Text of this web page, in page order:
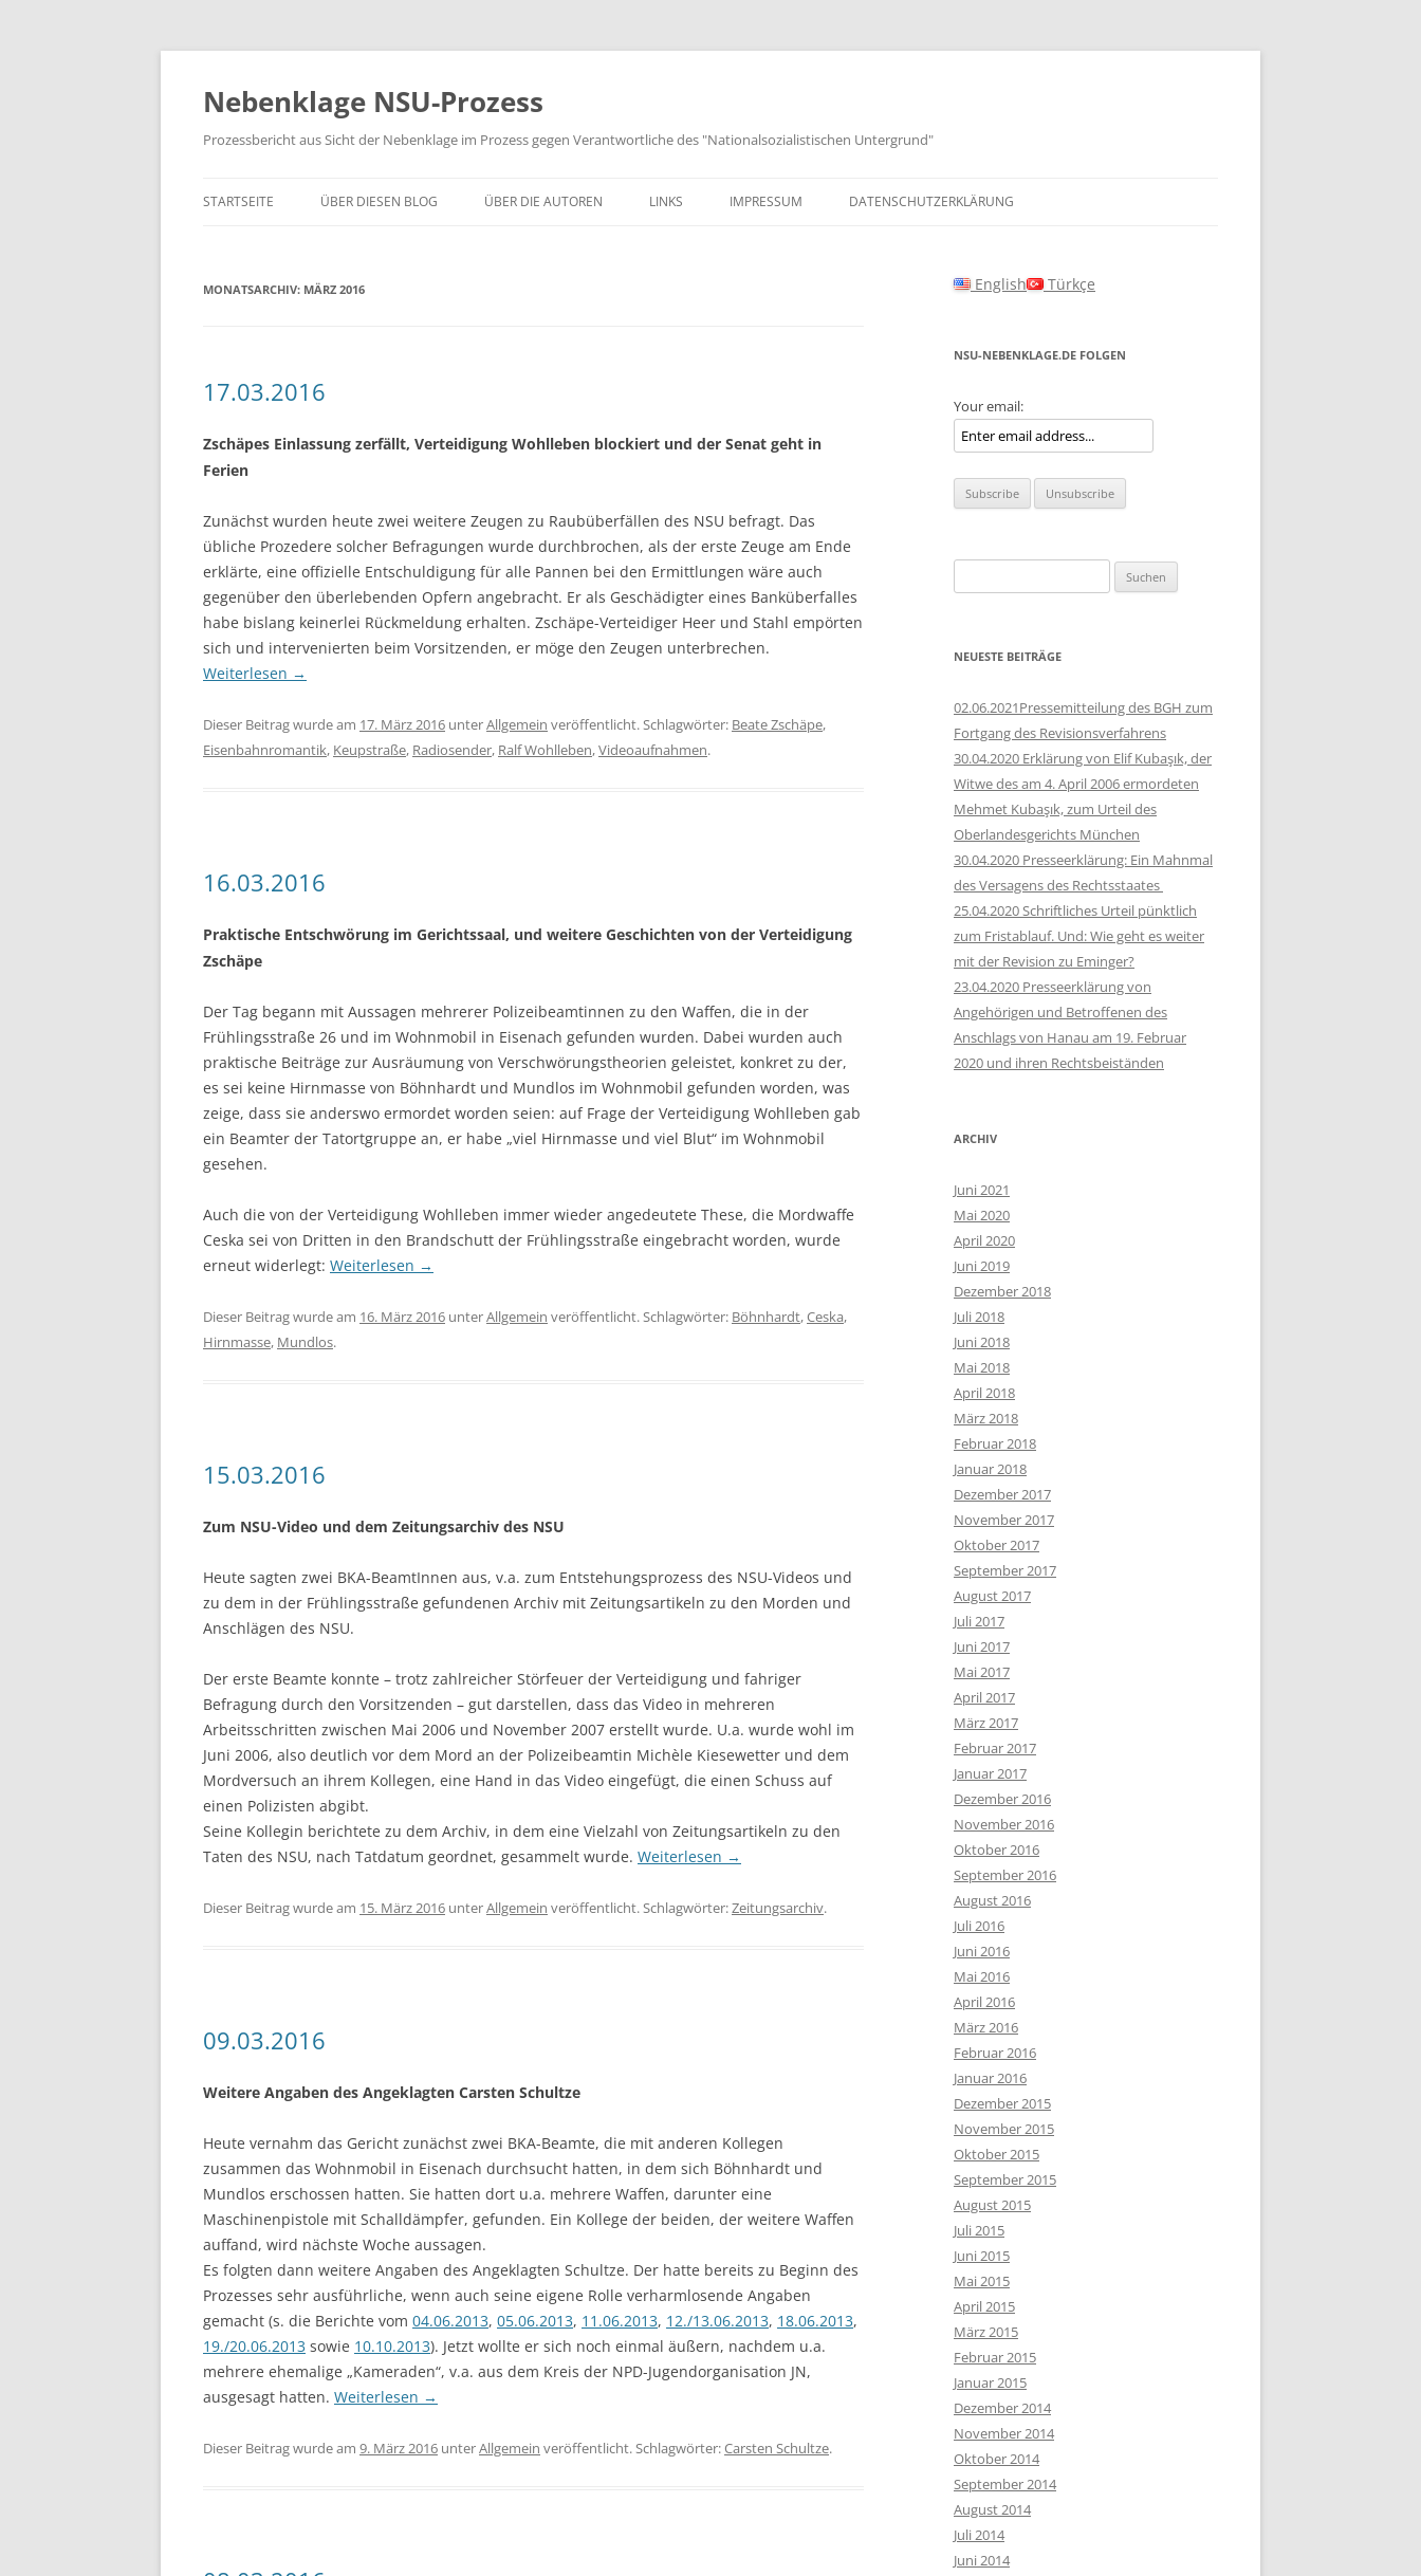
Zum
springen
Nebenklage NSU-Prozess
Prozessbericht aus Sicht der Nebenklage im Prozess gegen Verantwortliche des "Nationalsozialistischen Untergrund"
STARTSEITE ÜBER DIESEN BLOG ÜBER DIE AUTOREN LINKS IMPRESSUM DATENSCHUTZERKLÄRUNG
MONATSARCHIV: MÄRZ 2016
17.03.2016
Zschäpes Einlassung zerfällt, Verteidigung Wohlleben blockiert und der Senat geht in
Ferien
Zunächst wurden heute zwei weitere Zeugen zu Raubüberfällen des NSU befragt. Das
übliche Prozedere solcher Befragungen wurde durchbrochen, als der erste Zeuge am Ende
erklärte, eine offizielle Entschuldigung für alle Pannen bei den Ermittlungen wäre auch
gegenüber den überlebenden Opfern angebracht. Er als Geschädigter eines Banküberfalles
habe bislang keinerlei Rückmeldung erhalten. Zschäpe-Verteidiger Heer und Stahl empörten
sich und intervenierten beim Vorsitzenden, er möge den Zeugen unterbrechen.
Weiterlesen →
Dieser Beitrag wurde am 17. März 2016 unterAllgemein veröffentlicht. Schlagwörter: Beate Zschäpe,
Eisenbahnromantik, Keupstraße, Radiosender, Ralf Wohlleben,Videoaufnahmen.
16.03.2016
Praktische Entschwörung im Gerichtssaal, und weitere Geschichten von der Verteidigung
Zschäpe
Der Tag begann mit Aussagen mehrerer Polizeibeamtinnen zu den Waffen, die in der
Frühlingsstraße 26 und im Wohnmobil in Eisenach gefunden wurden. Dabei wurden auch
praktische Beiträge zur Ausräumung von Verschwörungstheorien geleistet, konkret zu der,
es sei keine Hirnmasse von Böhnhardt und Mundlos im Wohnmobil gefunden worden, was
zeige, dass sie anderswo ermordet worden seien: auf Frage der Verteidigung Wohlleben gab
ein Beamter der Tatortgruppe an, er habe „viel Hirnmasse und viel Blut“ im Wohnmobil
gesehen.
Auch die von der Verteidigung Wohlleben immer wieder angedeutete These, die Mordwaffe
Ceska sei von Dritten in den Brandschutt der Frühlingsstraße eingebracht worden, wurde
erneut widerlegt: Weiterlesen →
Dieser Beitrag wurde am 16. März 2016 unterAllgemein veröffentlicht. Schlagwörter: Böhnhardt,Ceska,
Hirnmasse, Mundlos.
15.03.2016
Zum NSU-Video und dem Zeitungsarchiv des NSU
Heute sagten zwei BKA-BeamtInnen aus, v.a. zum Entstehungsprozess des NSU-Videos und
zu dem in der Frühlingsstraße gefundenen Archiv mit Zeitungsartikeln zu den Morden und
Anschlägen des NSU.
Der erste Beamte konnte – trotz zahlreicher Störfeuer der Verteidigung und fahriger
Befragung durch den Vorsitzenden – gut darstellen, dass das Video in mehreren
Arbeitsschritten zwischen Mai 2006 und November 2007 erstellt wurde. U.a. wurde wohl im
Juni 2006, also deutlich vor dem Mord an der Polizeibeamtin Michèle Kiesewetter und dem
Mordversuch an ihrem Kollegen, eine Hand in das Video eingefügt, die einen Schuss auf
einen Polizisten abgibt.
Seine Kollegin berichtete zu dem Archiv, in dem eine Vielzahl von Zeitungsartikeln zu den
Taten des NSU, nach Tatdatum geordnet, gesammelt wurde. Weiterlesen →
Dieser Beitrag wurde am 15. März 2016 unterAllgemein veröffentlicht. Schlagwörter:Zeitungsarchiv.
09.03.2016
Weitere Angaben des Angeklagten Carsten Schultze
Heute vernahm das Gericht zunächst zwei BKA-Beamte, die mit anderen Kollegen
zusammen das Wohnmobil in Eisenach durchsucht hatten, in dem sich Böhnhardt und
Mundlos erschossen hatten. Sie hatten dort u.a. mehrere Waffen, darunter eine
Maschinenpistole mit Schalldämpfer, gefunden. Ein Kollege der beiden, der weitere Waffen
auffand, wird nächste Woche aussagen.
Es folgten dann weitere Angaben des Angeklagten Schultze. Der hatte bereits zu Beginn des
Prozesses sehr ausführliche, wenn auch seine eigene Rolle verharmlosende Angaben
gemacht (s. die Berichte vom 04.06.2013, 05.06.2013, 11.06.2013, 12./13.06.2013, 18.06.2013,
19./20.06.2013 sowie 10.10.2013). Jetzt wollte er sich noch einmal äußern, nachdem u.a.
mehrere ehemalige „Kameraden“, v.a. aus dem Kreis der NPD-Jugendorganisation JN,
ausgesagt hatten. Weiterlesen →
Dieser Beitrag wurde am 9. März 2016 unterAllgemein veröffentlicht. Schlagwörter:Carsten Schultze.
English Türkçe
NSU-NEBENKLAGE.DE FOLGEN
Your email:
nach:
NEUESTE BEITRÄGE
02.06.2021Pressemitteilung des BGH zum
Fortgang des Revisionsverfahrens
30.04.2020 Erklärung von Elif Kubaşık, der
Witwe des am 4. April 2006 ermordeten
Mehmet Kubaşık, zum Urteil des
Oberlandesgerichts München
30.04.2020 Presseerklärung: Ein Mahnmal
des Versagens des Rechtsstaates
25.04.2020 Schriftliches Urteil pünktlich
zum Fristablauf. Und: Wie geht es weiter
mit der Revision zu Eminger?
23.04.2020 Presseerklärung von
Angehörigen und Betroffenen des
Anschlags von Hanau am 19. Februar
2020 und ihren Rechtsbeiständen
ARCHIV
Juni 2021
Mai 2020
April 2020
Juni 2019
Dezember 2018
Juli 2018
Juni 2018
Mai 2018
April 2018
März 2018
Februar 2018
Januar 2018
Dezember 2017
November 2017
Oktober 2017
September 2017
August 2017
Juli 2017
Juni 2017
Mai 2017
April 2017
März 2017
Februar 2017
Januar 2017
Dezember 2016
November 2016
Oktober 2016
September 2016
August 2016
Juli 2016
Juni 2016
Mai 2016
April 2016
März 2016
Februar 2016
Januar 2016
Dezember 2015
November 2015
Oktober 2015
September 2015
August 2015
Juli 2015
Juni 2015
Mai 2015
April 2015
März 2015
Februar 2015
Januar 2015
Dezember 2014
November 2014
Oktober 2014
September 2014
August 2014
Juli 2014
Juni 2014